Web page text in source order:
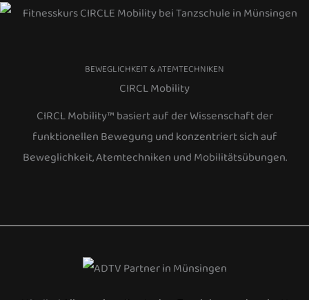
BEWEGLICHKEIT & ATEMTECHNIKEN
CIRCL Mobility
CIRCL Mobility™ basiert auf der Wissenschaft der
funktionellen Bewegung und konzentriert sich auf
Beweglichkeit, Atemtechniken und Mobilitätsübungen.